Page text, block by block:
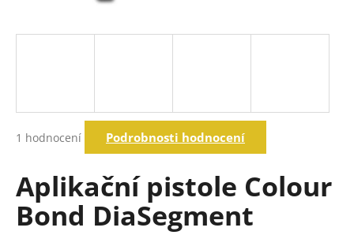
hodnocení
5,0
1 hodnocení Podrobnosti hodnocení
Aplikační pistole Colour
Bond DiaSegment
j
D